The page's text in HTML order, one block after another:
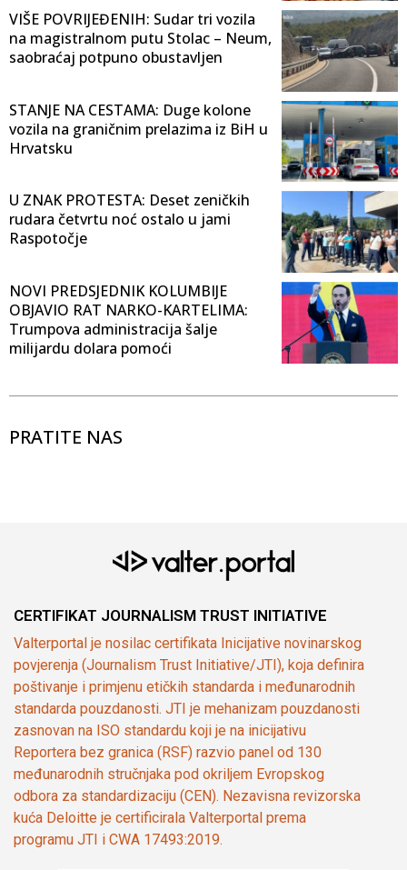
VIŠE POVRIJEĐENIH: Sudar tri vozila
na magistralnom putu Stolac – Neum,
saobraćaj potpuno obustavljen
STANJE NA CESTAMA: Duge kolone
vozila na graničnim prelazima iz BiH u
Hrvatsku
U ZNAK PROTESTA: Deset zeničkih
rudara četvrtu noć ostalo u jami
Raspotočje
NOVI PREDSJEDNIK KOLUMBIJE
OBJAVIO RAT NARKO-KARTELIMA:
Trumpova administracija šalje
milijardu dolara pomoći
PRATITE NAS
CERTIFIKAT JOURNALISM TRUST INITIATIVE
Valterportal je nosilac certifikata Inicijative novinarskog
povjerenja (Journalism Trust Initiative/JTI), koja definira
poštivanje i primjenu etičkih standarda i međunarodnih
standarda pouzdanosti. JTI je mehanizam pouzdanosti
zasnovan na ISO standardu koji je na inicijativu
Reportera bez granica (RSF) razvio panel od 130
međunarodnih stručnjaka pod okriljem Evropskog
odbora za standardizaciju (CEN). Nezavisna revizorska
kuća Deloitte je certificirala Valterportal prema
programu JTI i CWA 17493:2019.